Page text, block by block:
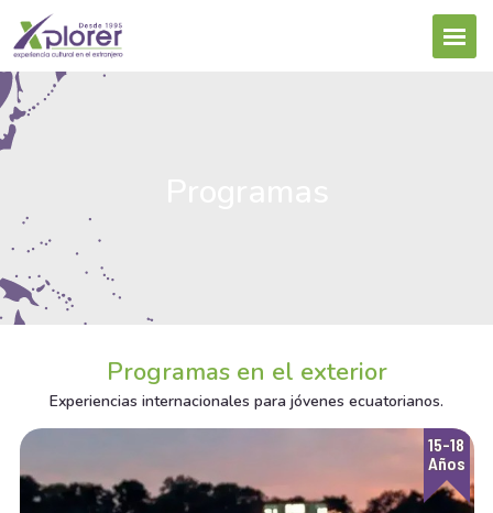
Programas en el exterior
Experiencias internacionales para jóvenes ecuatorianos.
15-18
Años